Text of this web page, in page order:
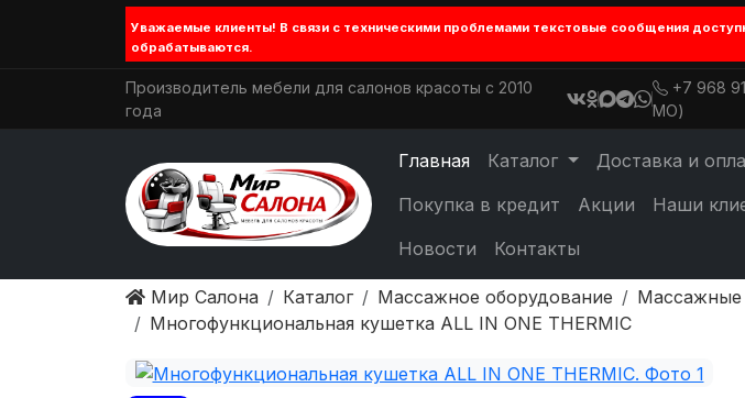
Уважаемые клиенты! В связи с техническими проблемами текстовые сообщения
обрабатываются.
Производитель мебели для салонов красоты с 2010
года
+7 968
МО)
Главная Каталог Доставка и
Покупка в кредит
Акции Наши
Новости
Контакты
Мир Салона Каталог Массажное оборудование
Массажные
Многофункциональная кушетка ALL IN ONE THERMIC